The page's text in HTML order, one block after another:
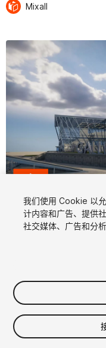
Mixall
当前幻灯片：1 / 25
$49.99
增值税将在结算时计算
我们使用 Cookie 以
计内容和广告、提供
社交媒体、广告和分